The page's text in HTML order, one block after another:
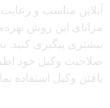
آنلاین مناسب و
مزایای این روش
بیشتری پیگیری کنید.
صلاحیت وکیل خود
یافتن وکیل استفاده